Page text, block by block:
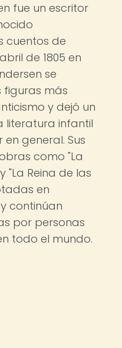
fue un escritor
cuentos de
de 1805 en
se
figuras más
y dejó un
literatura infantil
general. Sus
como "La
"La Reina de las
en
continúan
por personas
todo el mundo.